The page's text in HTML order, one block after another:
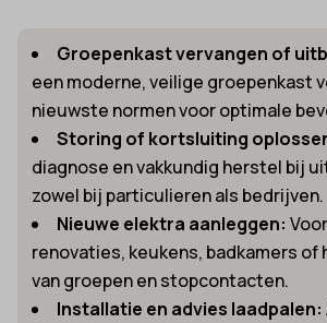
Groepenkast vervangen of
een moderne, veilige groepenkast
nieuwste normen voor optimale
Storing of kortsluiting
diagnose en vakkundig herstel bij
zowel bij particulieren als bedrijven.
Nieuwe elektra aanleggen:
renovaties, keukens, badkamers of
van groepen en stopcontacten.
Installatie en advies laadpalen: